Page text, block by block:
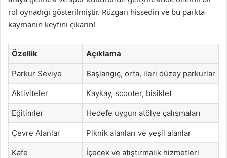
rol oynadığı gösterilmiştir. Rüzgarı hissedin ve bu parkta
kaymanın keyfini çıkarın!
Özellik Açıklama
Parkur Seviye Başlangıç, orta, ileri düzey parkurlar
Aktiviteler Kaykay, scooter, bisiklet
Eğitimler Hedefe uygun atölye çalışmaları
Çevre Alanlar Piknik alanları ve yeşil alanlar
Kafe İçecek ve atıştırmalık hizmetleri